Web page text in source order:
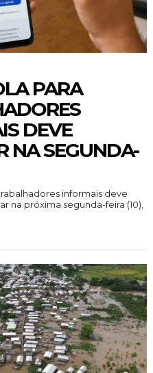
PARA
DEVE
NA SEGUNDA-
informais deve
na próxima segunda-feira (10),